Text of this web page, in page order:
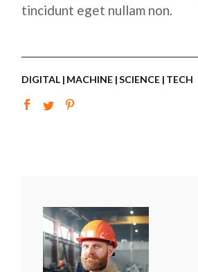
tincidunt eget nullam non.
DIGITAL MACHINE SCIENCE TECH